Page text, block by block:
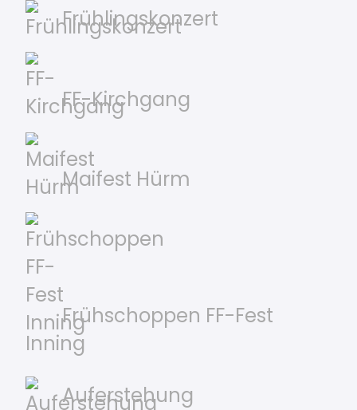
Frühlingskonzert
FF-Kirchgang
Maifest Hürm
Frühschoppen FF-Fest
Inning
Auferstehung